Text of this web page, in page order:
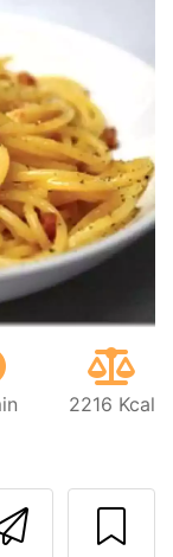
2216 Kcal
o autor